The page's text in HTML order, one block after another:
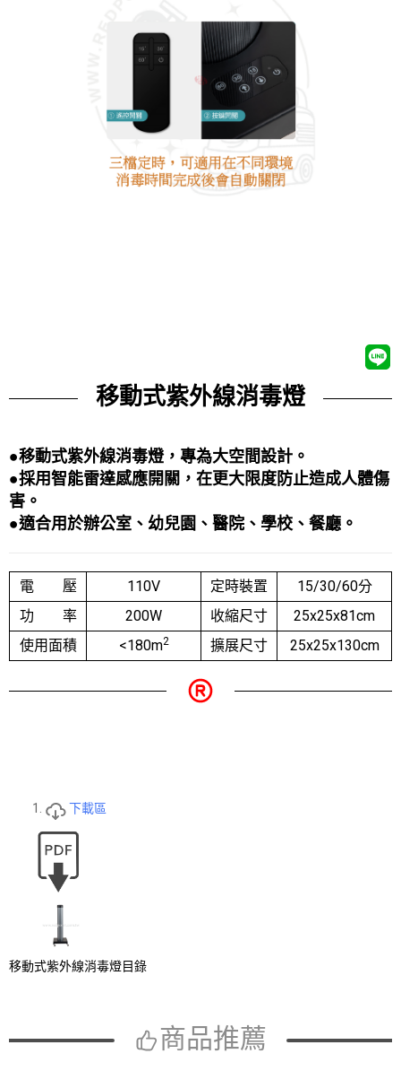
移動式紫外線消毒燈
●移動式紫外線消毒燈，專為大空間設計 。
●採用智能雷達感應開關，在更大限度防止造成人體傷
害。
●適合用於辦公室、幼兒園、醫院、學校、餐廳。
電 壓 110V 定時裝置
15/30/60分
功 率
200W 收縮尺寸
25x25x81cm
使用面積
<180m2 擴展尺寸 25x25x130cm
下載區
移動式紫外線消毒燈目錄
商品推薦